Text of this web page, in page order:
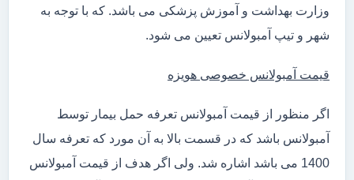
وزارت بهداشت و آموزش پزشکی می باشد. که با توجه به
شهر و تیپ آمبولانس تعیین می شود.
قیمت آمبولانس خصوصی هویزه
اگر منظور از قیمت آمبولانس تعرفه حمل بیمار توسط
آمبولانس باشد که در قسمت بالا به آن مورد که تعرفه سال
1400 می باشد اشاره شد. ولی اگر هدف از قیمت آمبولانس